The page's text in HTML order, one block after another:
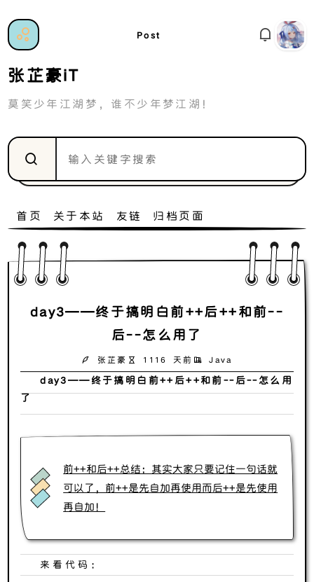
Post
张芷豪iT
莫笑少年江湖梦，谁不少年梦江湖！
首页 关于本站 友链 归档页面
day3——终于搞明白前++后++和前--
后--怎么用了
张芷豪 1116 天前 Java
day3——终于搞明白前++后++和前--后--怎么用
了
前++和后++总结：其实大家只要记住一句话就
可以了，前++是先自加再使用而后++是先使用
再自加！
来看代码：